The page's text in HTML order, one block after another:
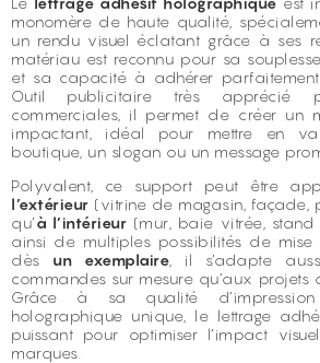
monomère de haute qualité,
un rendu visuel éclatant grâce à ses
matériau est reconnu pour sa
et sa capacité à adhérer parfaitement
Outil publicitaire très apprécié
commerciales, il permet de créer un
impactant, idéal pour mettre en
boutique, un slogan ou un message
Polyvalent, ce support peut être
l’extérieur (vitrine de magasin, façade,
qu’à l’intérieur (mur, baie vitrée, stand
ainsi de multiples possibilités de mise
dès un exemplaire , il s’adapte
commandes sur mesure qu’aux projets
Grâce à sa qualité
holographique unique, le lettrage
puissant pour optimiser l’impact
marques.